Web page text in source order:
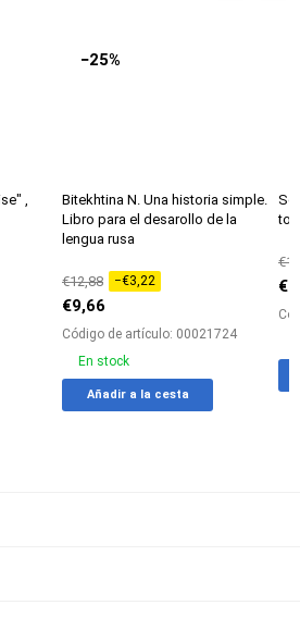
,
−25%
Bitekhtina N. Una historia simple.
Libro para el desarollo de la
lengua rusa
€12,88 −€3,22
€9,66
Código de artículo: 00021724
En stock
Añadir a la cesta